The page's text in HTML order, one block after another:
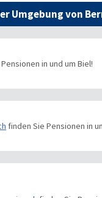
Umgebung von
in und um Biel!
finden Sie Pensionen in